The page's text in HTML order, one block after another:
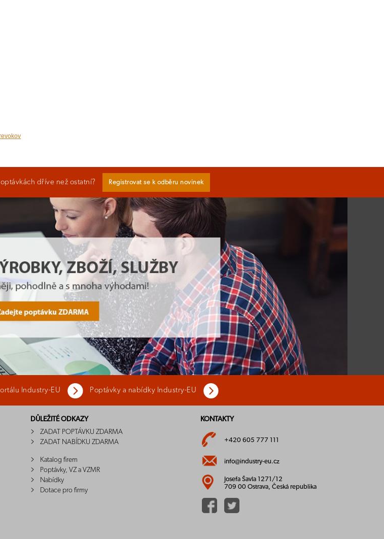
dříve než ostatní? Registrovat se k odběru novinek
Industry-EU Poptávky a nabídky Industry-EU
DŮLEŽITÉ ODKAZY
ZADAT POPTÁVKU ZDARMA
ZADAT NABÍDKU ZDARMA
Katalog firem
Poptávky, VZ a VZMR
Nabídky
Dotace pro firmy
KONTAKTY
+420 605 777 111
info@industry-eu.cz
Josefa Šavla 1271/12
709 00 Ostrava, Česká republika